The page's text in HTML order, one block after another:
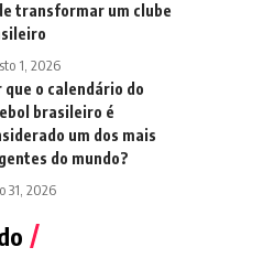
transformar um clube
1, 2026
que o calendário do
brasileiro é
um dos mais
do mundo?
31, 2026